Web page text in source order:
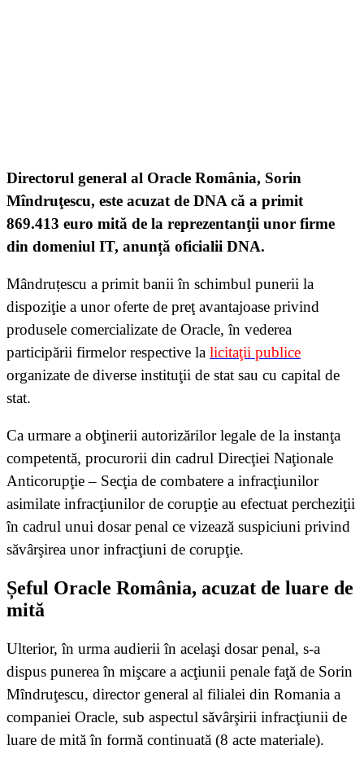
Directorul general al Oracle România, Sorin
Mîndruţescu, este acuzat de DNA că a primit
869.413 euro mită de la reprezentanţii unor firme
din domeniul IT, anunță oficialii DNA.
Mândruțescu a primit banii în schimbul punerii la
dispoziţie a unor oferte de preţ avantajoase privind
produsele comercializate de Oracle, în vederea
participării firmelor respective la licitaţii publice
organizate de diverse instituţii de stat sau cu capital de
stat.
Ca urmare a obţinerii autorizărilor legale de la instanţa
competentă, procurorii din cadrul Direcţiei Naţionale
Anticorupţie – Secţia de combatere a infracţiunilor
asimilate infracţiunilor de corupţie au efectuat percheziţii
în cadrul unui dosar penal ce vizează suspiciuni privind
săvârşirea unor infracţiuni de corupţie.
Șeful Oracle România, acuzat de luare de
mită
Ulterior, în urma audierii în acelaşi dosar penal, s-a
dispus punerea în mişcare a acţiunii penale faţă de Sorin
Mîndruţescu, director general al filialei din Romania a
companiei Oracle, sub aspectul săvârşirii infracţiunii de
luare de mită în formă continuată (8 acte materiale).